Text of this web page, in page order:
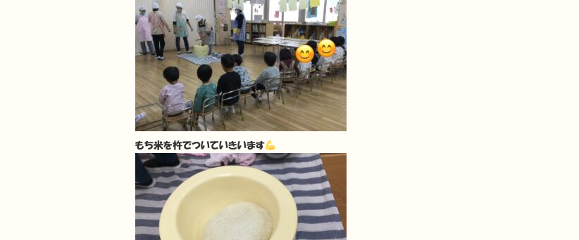
もち米を杵でついていきいます